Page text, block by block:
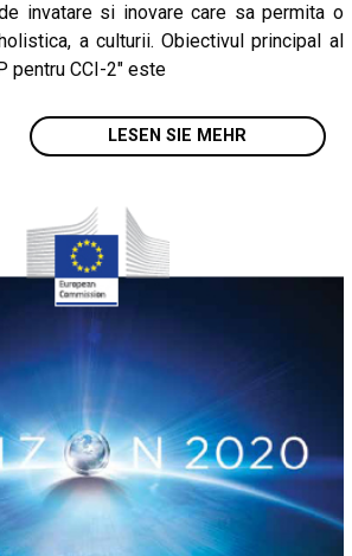
invatare si inovare care sa permita o
a culturii. Obiectivul principal al
pentru CCI-2" este
LESEN SIE MEHR